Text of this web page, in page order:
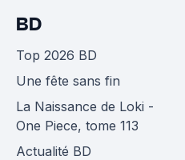
BD
Top 2026 BD
Une fête sans fin
La Naissance de Loki -
One Piece, tome 113
Actualité BD